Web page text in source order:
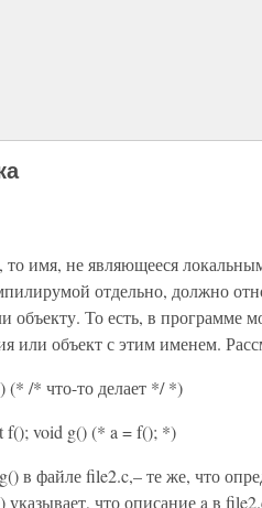
то имя, не являющееся
отдельно, должно
То есть, в программе
или объект с этим именем.
(* /* что-то делает */ *)
f(); void g() (* a = f(); *)
в файле file2.c,– те же, что
что описание a в